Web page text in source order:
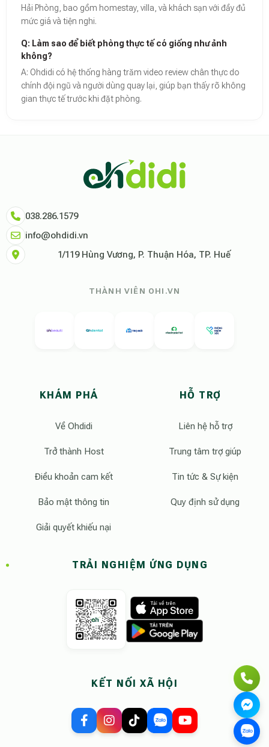
Hải Phòng, bao gồm homestay, villa, và khách sạn với đầy đủ
mức giá và tiện nghi.
Q: Làm sao để biết phòng thực tế có giống như ảnh
không?
A: Ohdidi có hệ thống hàng trăm video review chân thực do
chính đội ngũ và người dùng quay lại, giúp bạn thấy rõ không
gian thực tế trước khi đặt phòng.
Ohdidi Facebook Official,
038.286.1579
info@ohdidi.vn
1/119 Hùng Vương, P. Thuận Hóa, TP. Huế
THÀNH VIÊN OHI.VN
KHÁM PHÁ
Về Ohdidi
Trở thành Host
Điều khoản cam kết
Bảo mật thông tin
Giải quyết khiếu nại
HỖ TRỢ
Liên hệ hỗ trợ
Trung tâm trợ giúp
Tin tức & Sự kiện
Quy định sử dụng
TRẢI NGHIỆM ỨNG DỤNG
KẾT NỐI XÃ HỘI